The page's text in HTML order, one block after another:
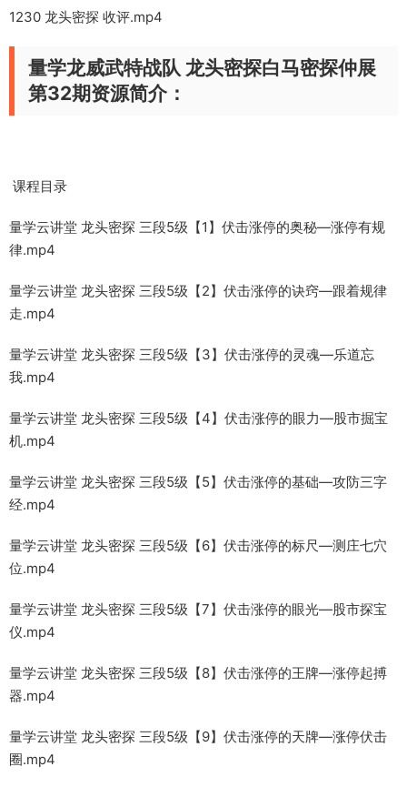
1230 龙头密探 收评.mp4
量学龙威武特战队 龙头密探白马密探仲展
第32期资源简介：
课程目录
量学云讲堂 龙头密探 三段5级【1】伏击涨停的奥秘—涨停有规
律.mp4
量学云讲堂 龙头密探 三段5级【2】伏击涨停的诀窍—跟着规律
走.mp4
量学云讲堂 龙头密探 三段5级【3】伏击涨停的灵魂—乐道忘
我.mp4
量学云讲堂 龙头密探 三段5级【4】伏击涨停的眼力—股市掘宝
机.mp4
量学云讲堂 龙头密探 三段5级【5】伏击涨停的基础—攻防三字
经.mp4
量学云讲堂 龙头密探 三段5级【6】伏击涨停的标尺—测庄七穴
位.mp4
量学云讲堂 龙头密探 三段5级【7】伏击涨停的眼光—股市探宝
仪.mp4
量学云讲堂 龙头密探 三段5级【8】伏击涨停的王牌—涨停起搏
器.mp4
量学云讲堂 龙头密探 三段5级【9】伏击涨停的天牌—涨停伏击
圈.mp4